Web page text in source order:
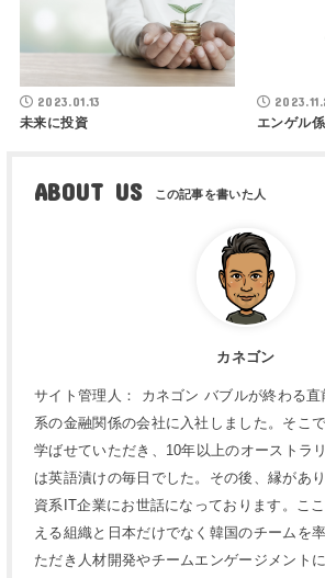
2023.01.13
未来に投資 エンゲル
ABOUT US
カネゴン
サイト管理人： カネゴン バブルが終わる直
系の金融関係の会社に入社しました。そこ
学ばせていただき、10年以上のオーストラ
は英語漬けの毎日でした。その後、縁があ
資系IT企業にお世話になっております。こ
える組織と日本だけでなく韓国のチームを
ただき人材開発やチームエンゲージメント